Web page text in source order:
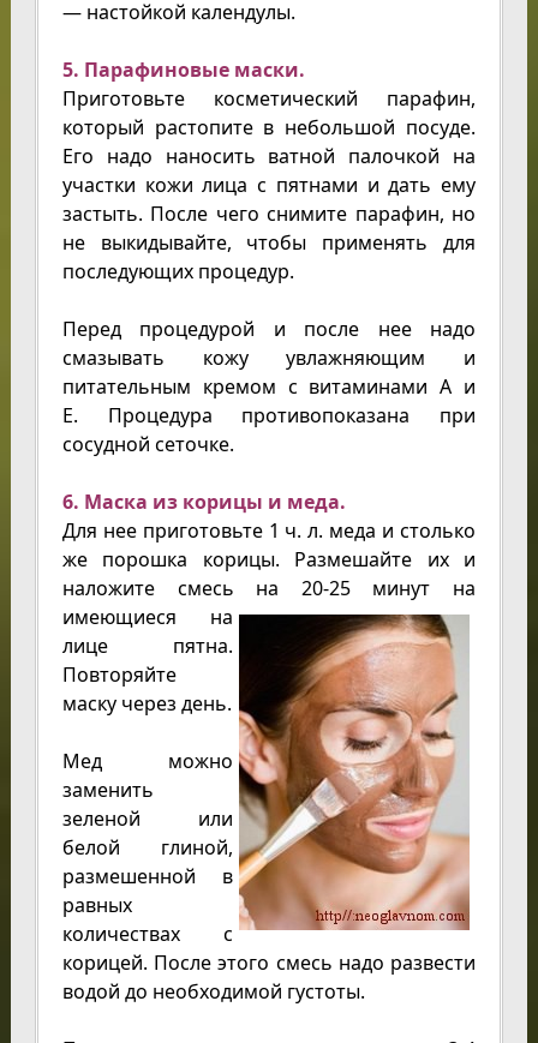
— настойкой календулы.
5. Парафиновые маски.
Приготовьте косметический парафин,
который растопите в небольшой посуде.
Его надо наносить ватной палочкой на
участки кожи лица с пятнами и дать ему
застыть. После чего снимите парафин, но
не выкидывайте, чтобы применять для
последующих процедур.
Перед процедурой и после нее надо
смазывать кожу увлажняющим и
питательным кремом с витаминами А и
Е. Процедура противопоказана при
сосудной сеточке.
6. Маска из корицы и меда.
Для нее приготовьте 1 ч. л. меда и столько
же порошка корицы. Размешайте их и
наложите смесь на 20-25минут на
имеющиеся на
лице пятна.
Повторяйте
маску через день.
Мед можно
заменить
зеленой или
белой глиной,
размешенной в
равных
количествах с
корицей. После этого смесь надо развести
водой до необходимой густоты.